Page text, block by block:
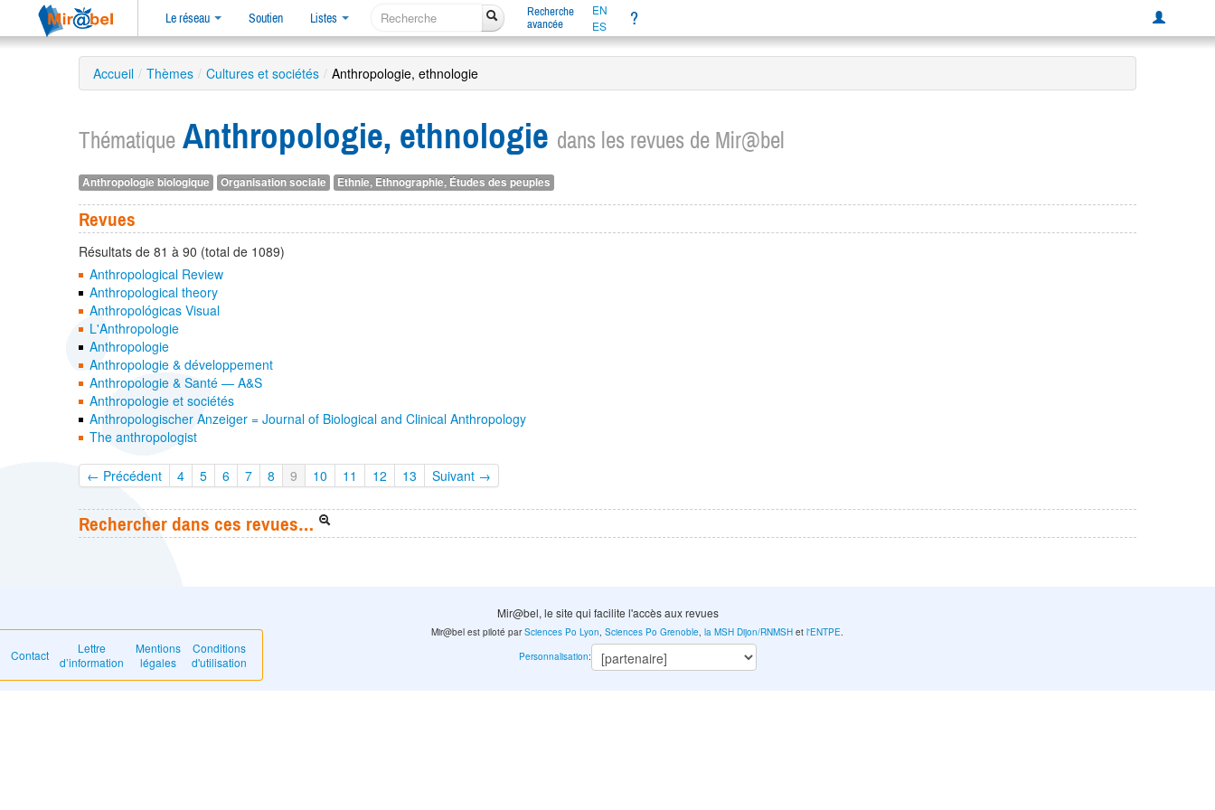
Le réseau Soutien Listes
Recherche
avancée
EN
ES
?
Accueil / Thèmes / Cultures et sociétés / Anthropologie, ethnologie
Thématique Anthropologie, ethnologie dans les revues de Mir@bel
Anthropologie biologique Organisation sociale Ethnie, Ethnographie, Études des peuples
Revues
Résultats de 81 à 90 (total de 1089)
Anthropological Review
Anthropological theory
Anthropológicas Visual
L'Anthropologie
Anthropologie
Anthropologie & développement
Anthropologie & Santé — A&S
Anthropologie et sociétés
Anthropologischer Anzeiger = Journal of Biological and Clinical Anthropology
The anthropologist
← Précédent 4 5 6 7 8 9 10 11 12 13 Suivant →
Rechercher dans ces revues…
Mir@bel, le site qui facilite l'accès aux revues
Contact
Lettre
d’information
Mentions
légales
Conditions
d'utilisation
Mir@bel est piloté parSciences Po Lyon,Sciences Po Grenoble,la MSH Dijon/RNMSH etl'ENTPE.
Personnalisation: